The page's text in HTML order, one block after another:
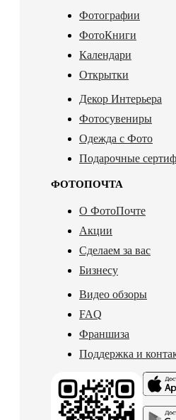
Фотографии
ФотоКниги
Календари
Открытки
Декор Интерьера
Фотосувениры
Одежда с Фото
Подарочные
ФОТОПОЧТА
О ФотоПочте
Акции
Сделаем за вас
Бизнесу
Видео обзоры
FAQ
Франшиза
Поддержка и